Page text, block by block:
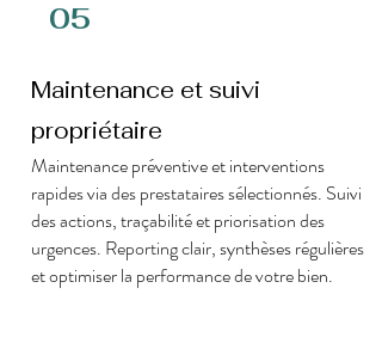
05
Maintenance et suivi
propriétaire
Maintenance préventive et interventions
rapides via des prestataires sélectionnés. Suivi
des actions, traçabilité et priorisation des
urgences. Reporting clair, synthèses régulières
et optimiser la performance de votre bien.